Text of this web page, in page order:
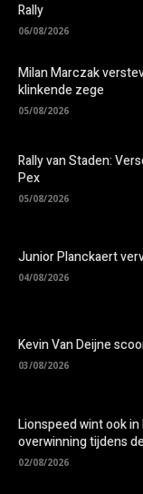
Rally
06/08/2026
Milan Marczak
klinkende zege
05/08/2026
Rally van Staden:
Pex
05/08/2026
Junior Planckaert
04/08/2026
Kevin Van Deijne
03/08/2026
Lionspeed wint ook
overwinning tijdens
02/08/2026